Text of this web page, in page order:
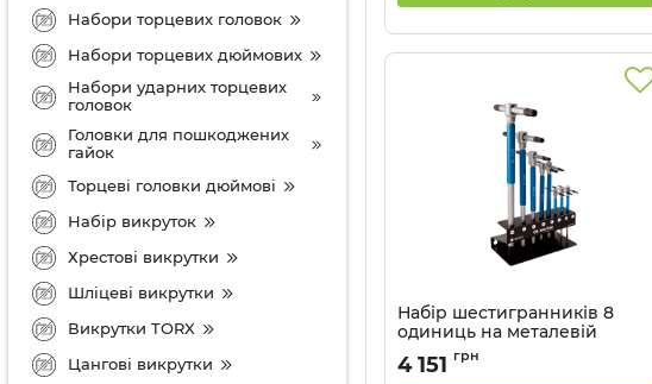
Набори торцевих головок
Набори торцевих дюймових
Набори ударних торцевих
головок
Головки для пошкоджених
гайок
Торцеві головки дюймові
Набір викруток
Хрестові викрутки
Шліцеві викрутки
Викрутки TORX
Цангові викрутки
Набір шестигранників 8
одиниць на металевій
пвдставці
Артикул:
4 151 грн